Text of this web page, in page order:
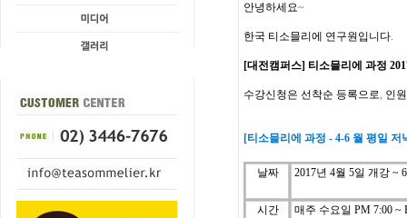
안녕하세요~
한국 티소믈리에 연구원입니다.
[대전캠퍼스] 티소믈리에 과정
수강신청은 선착순 등록으로, 인원
[티소믈리에 과정 - 4-6 월 평일 저
날짜 2017년 4월 5일 개강 ~
시간 매주 수요일 PM 7:00 ~